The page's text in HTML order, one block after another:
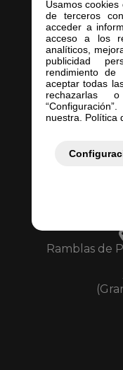
Usamos
de terceros
acceder a
acceso a los
analíticos,
publicidad
rendimiento de
aceptar todas
nuestra. Política
Ramblas de